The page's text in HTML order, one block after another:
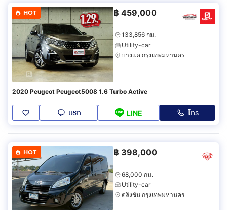
HOT ฿ 459,000
133,856 กม.
Utility-car
บางแค กรุงเทพมหานคร
2020 Peugeot Peugeot5008 1.6 Turbo Active
แชท LINE โทร
HOT ฿ 398,000
68,000 กม.
Utility-car
ตลิ่งชัน กรุงเทพมหานคร